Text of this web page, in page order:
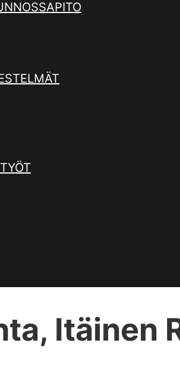
Itäinen